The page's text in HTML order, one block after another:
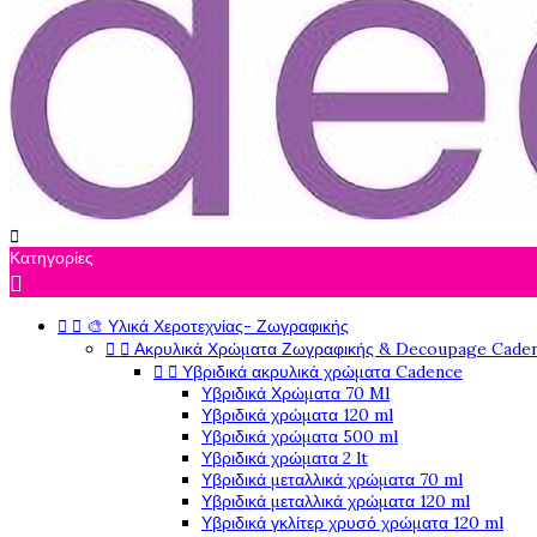

Κατηγορίες

  🎨 Υλικά Χεροτεχνίας- Ζωγραφικής
  Ακρυλικά Χρώματα Ζωγραφικής & Decoupage
  Υβριδικά ακρυλικά χρώματα Cadence
Υβριδικά Χρώματα 70 Ml
Υβριδικά χρώματα 120 ml
Υβριδικά χρώματα 500 ml
Υβριδικά χρώματα 2 lt
Υβριδικά μεταλλικά χρώματα 70 ml
Υβριδικά μεταλλικά χρώματα 120 ml
Υβριδικά γκλίτερ χρυσό χρώματα 120 ml